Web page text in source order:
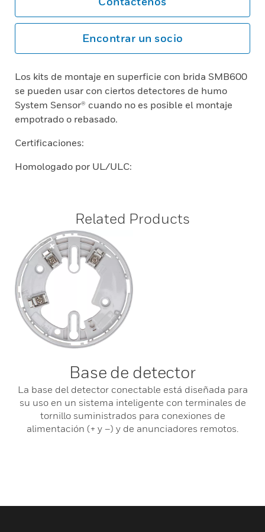
Encontrar un socio
Los kits de montaje en superficie con brida SMB600
se pueden usar con ciertos detectores de humo
System Sensor® cuando no es posible el montaje
empotrado o rebasado.
Certificaciones:
Homologado por UL/ULC:
Related Products
Base de detector
La base del detector conectable está diseñada para
su uso en un sistema inteligente con terminales de
tornillo suministrados para conexiones de
alimentación (+ y –) y de anunciadores remotos.